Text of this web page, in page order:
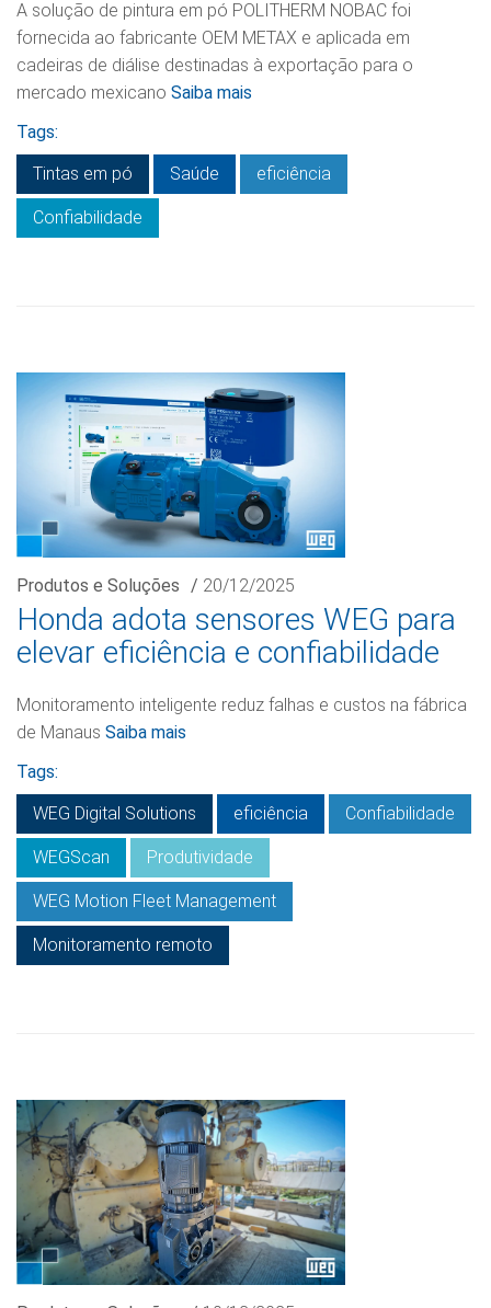
A solução de pintura em pó POLITHERM NOBAC foi
fornecida ao fabricante OEM METAX e aplicada em
cadeiras de diálise destinadas à exportação para o
mercado mexicano Saiba mais
Tags:
Tintas em pó
Saúde eficiência
Confiabilidade
Produtos e Soluções / 20/12/2025
Honda adota sensores WEG para
elevar eficiência e confiabilidade
Monitoramento inteligente reduz falhas e custos na fábrica
de Manaus Saiba mais
Tags:
WEG Digital Solutions
eficiência Confiabilidade
WEGScan Produtividade
WEG Motion Fleet Management
Monitoramento remoto